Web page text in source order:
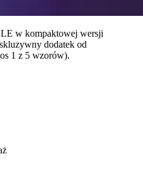
w kompaktowej wersji
dodatek od
1 z 5 wzorów).